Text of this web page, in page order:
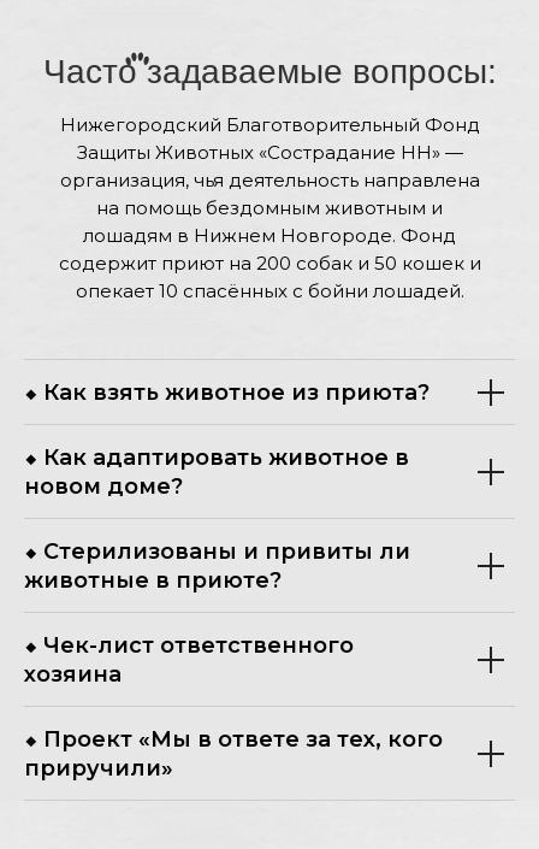
Часто задаваемые вопросы:
Нижегородский Благотворительный Фонд
Защиты Животных «Сострадание НН» —
организация, чья деятельность направлена
на помощь бездомным животным и
лошадям в Нижнем Новгороде. Фонд
содержит приют на 200 собак и 50 кошек и
опекает 10 спасённых с бойни лошадей.
⬥ Как взять животное из приюта?
⬥ Как адаптировать животное в
новом доме?
⬥ Стерилизованы и привиты ли
животные в приюте?
⬥ Чек-лист ответственного
хозяина
⬥ Проект «Мы в ответе за тех, кого
приручили»